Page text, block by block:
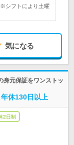
シフトにより土曜
気になる
身元保証をワンストッ
休130日以上
2日制